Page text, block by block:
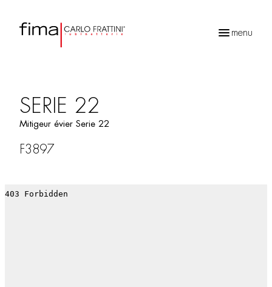
menu
SERIE 22
Mitigeur évier Serie 22
F3897